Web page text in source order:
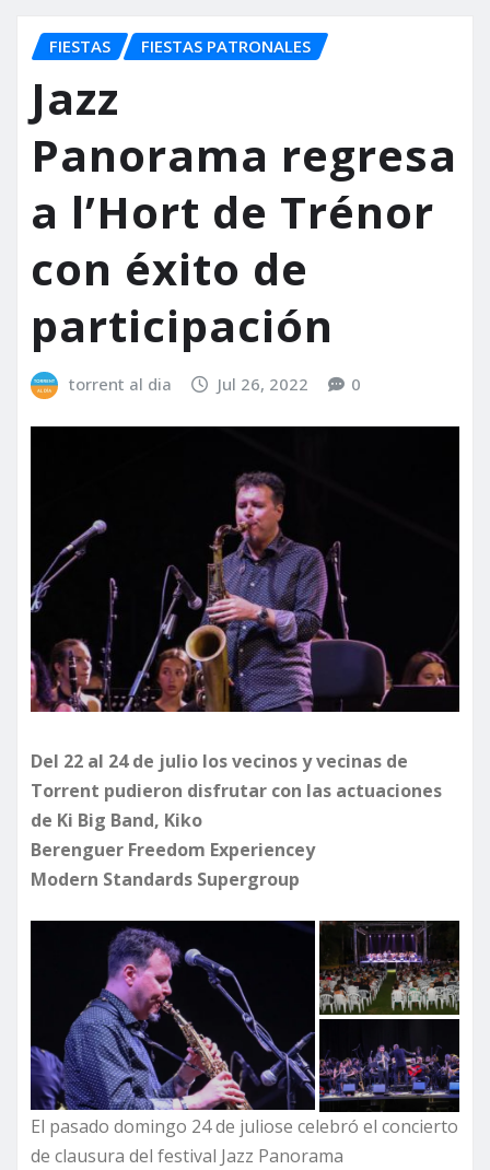
FIESTAS FIESTAS PATRONALES
Jazz
Panorama regresa
a l’Hort de Trénor
con éxito de
participación
torrent al dia Jul 26, 2022 0
Del 22 al 24 de julio los vecinos y vecinas de
Torrent pudieron disfrutar con las actuaciones
de Ki Big Band, Kiko
Berenguer Freedom Experiencey
Modern Standards Supergroup
El pasado domingo 24 de juliose celebró el concierto
de clausura del festival Jazz Panorama